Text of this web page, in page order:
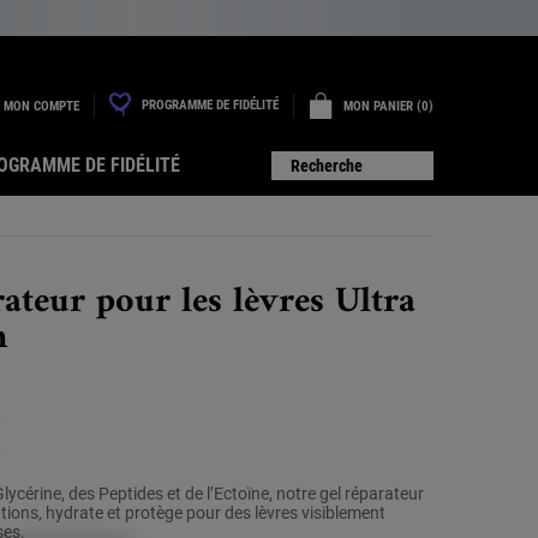
MON COMPTE PROGRAMME DE FIDÉLITÉ MON PANIER 0
0 PRODUIT
DE FIDÉLITÉ Recherche
pour les lèvres Ultra
des Peptides et de l’Ectoïne, notre gel réparateur
hydrate et protège pour des lèvres visiblement